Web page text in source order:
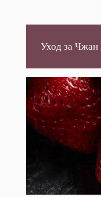
Уход за Чжан